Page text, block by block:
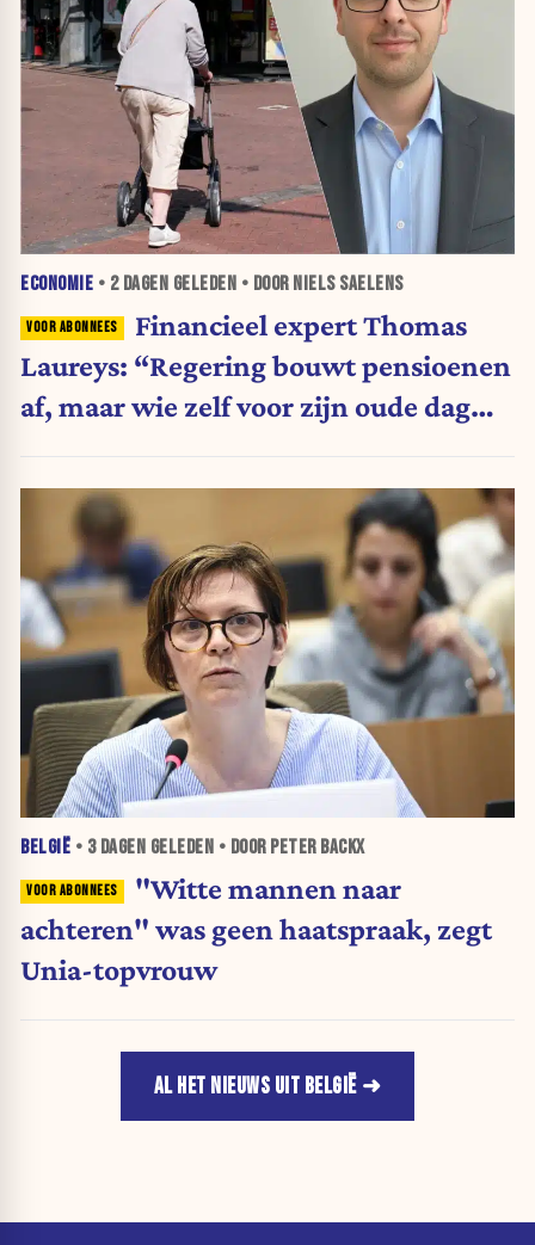
ECONOMIE • 2 DAGEN GELEDEN • DOOR NIELS SAELENS
Financieel expert Thomas
Laureys: “Regering bouwt pensioenen
af, maar wie zelf voor zijn oude dag
BELGIË • 3 DAGEN GELEDEN • DOOR PETER BACKX
"Witte mannen naar
achteren" was geen haatspraak, zegt
Unia-topvrouw
AL HET NIEUWS UIT BELGIË